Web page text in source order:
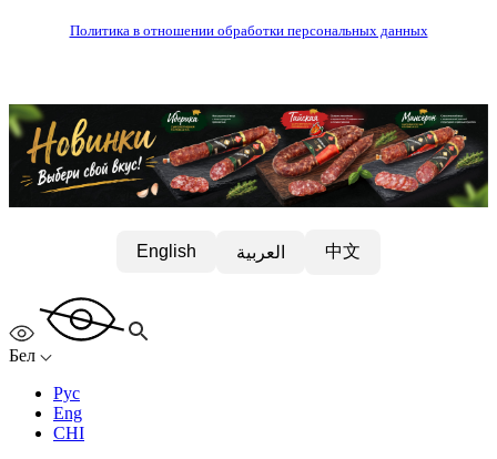
Политика в отношении обработки персональных данных
English العربية 中文
Бел
Рус
Eng
CHI